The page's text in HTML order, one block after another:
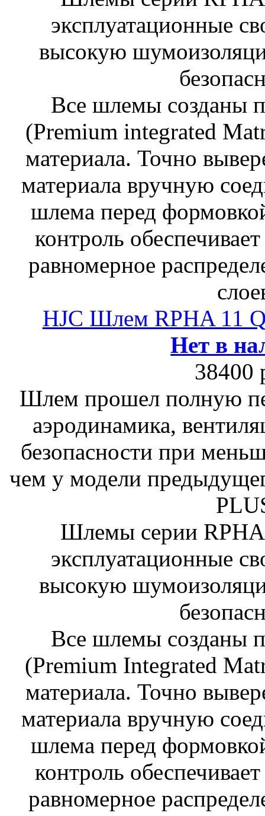
эксплуатационные
высокую
Все шлемы созданы
(Premium integrated
материала. Точно
материала вручную
шлема перед
контроль
равномерное
HJC Шлем RPHA 11
Нет в
38400
Шлем прошел полную
аэродинамика,
безопасности при
чем у модели
Шлемы серии
эксплуатационные
высокую
Все шлемы созданы
(Premium Integrated
материала. Точно
материала вручную
шлема перед
контроль
равномерное